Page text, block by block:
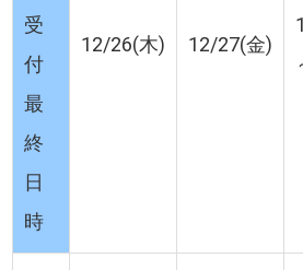
受
付
最
終
日
時
12/26(木) 12/27(金)